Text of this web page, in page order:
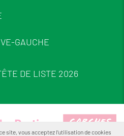
GAUCHE
DE LISTE 2026
site, vous acceptez l’utilisation de cookies